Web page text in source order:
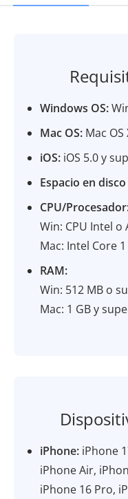
Windows OS:
Mac OS: Mac
iOS: iOS 5.0 y
Espacio en
CPU/
Win: CPU Intel o
Mac: Intel Core
RAM:
Win: 512 MB o
Mac: 1 GB y
iPhone: iPhone
iPhone Air,
iPhone 16 Pro,